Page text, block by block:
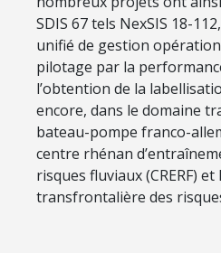
SDIS 67 tels NexSIS 18-
unifié de gestion
pilotage par la
l’obtention de la
encore, dans le domaine
bateau-pompe franco-
centre rhénan
risques fluviaux (CRERF) et
transfrontalière des